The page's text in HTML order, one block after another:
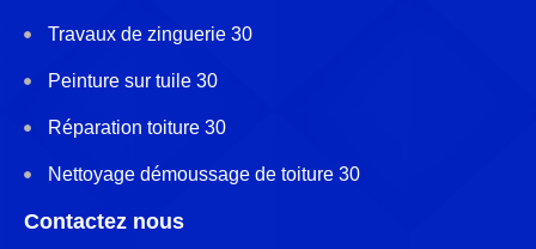
Travaux de zinguerie 30
Peinture sur tuile 30
Réparation toiture 30
Nettoyage démoussage de toiture 30
Contactez nous